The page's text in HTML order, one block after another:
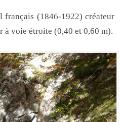
français (1846-1922) créateur
à voie étroite (0,40 et 0,60 m).